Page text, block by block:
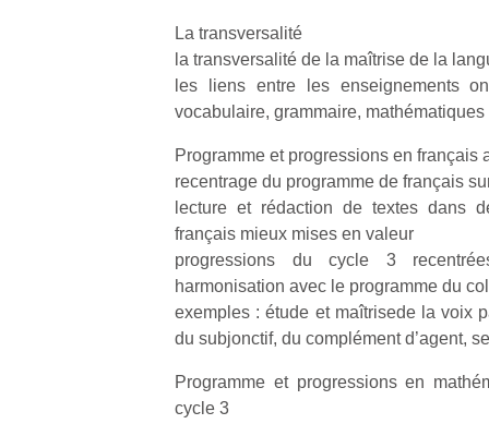
La transversalité
la transversalité de la maîtrise de la
les liens entre les enseignements
vocabulaire, grammaire,
Programme et progressions en français
recentrage du programme de français
lecture et rédaction de textes dans
français mieux mises en valeur
progressions du cycle 3
harmonisation avec le programme du
exemples : étude et maîtrisede la voix
du subjonctif, du complément d’agent,
Programme et progressions en
cycle 3